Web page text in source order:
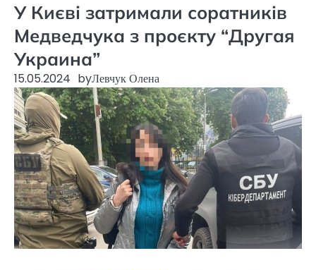
У Києві затримали соратників
Медведчука з проєкту “Другая
Украина”
15.05.2024 byЛевчук Олена